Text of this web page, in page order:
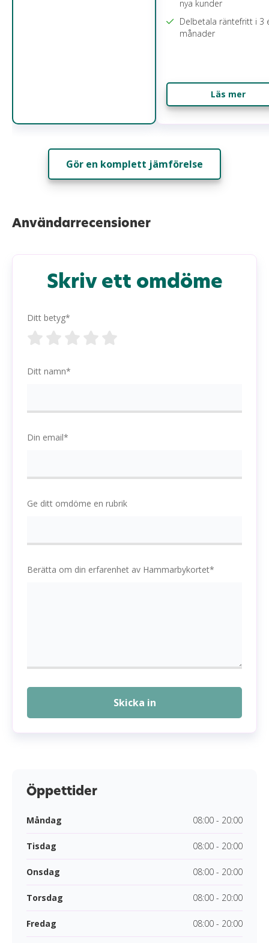
nya kunder
Delbetala räntefritt i 3
månader
Läs mer
Gör en komplett jämförelse
Användarrecensioner
Skriv ett omdöme
Ditt betyg*
Ditt namn*
Din email*
Ge ditt omdöme en rubrik
Berätta om din erfarenhet av Hammarbykortet*
Skicka in
Öppettider
Måndag 08:00 - 20:00
Tisdag 08:00 - 20:00
Onsdag 08:00 - 20:00
Torsdag 08:00 - 20:00
Fredag 08:00 - 20:00